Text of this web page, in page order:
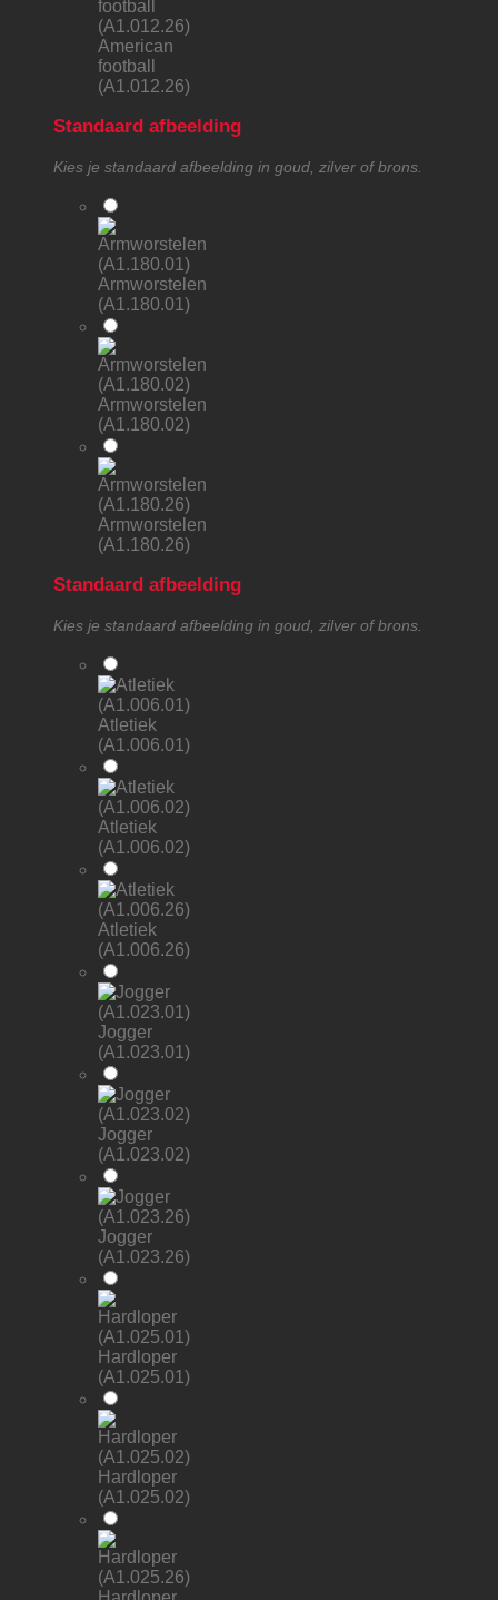
American
football
(A1.012.26)
Standaard afbeelding
Kies je standaard afbeelding in goud, zilver of brons.
Armworstelen
(A1.180.01)
Armworstelen
(A1.180.02)
Armworstelen
(A1.180.26)
Standaard afbeelding
Kies je standaard afbeelding in goud, zilver of brons.
Atletiek
(A1.006.01)
Atletiek
(A1.006.02)
Atletiek
(A1.006.26)
Jogger
(A1.023.01)
Jogger
(A1.023.02)
Jogger
(A1.023.26)
Hardloper
(A1.025.01)
Hardloper
(A1.025.02)